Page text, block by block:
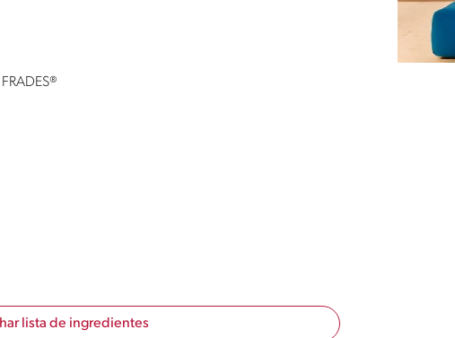
lista de ingredientes